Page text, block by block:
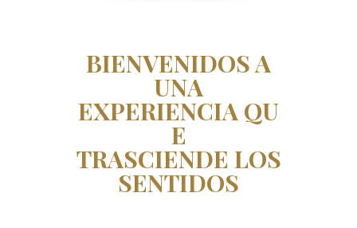
BIENVENIDOS A
UNA
EXPERIENCIAQU
E
TRASCIENDE LOS
SENTIDOS